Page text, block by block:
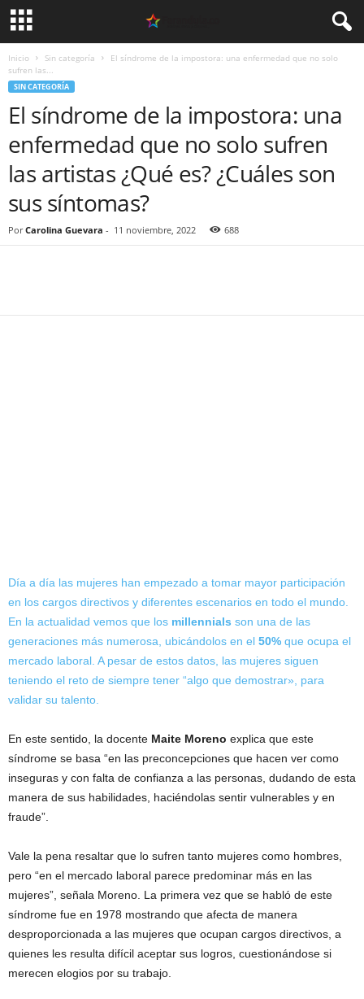
Inicio Sin categoría
El síndrome de la impostora: una enfermedad que no solo
sufren las...
SIN CATEGORÍA
El síndrome de la impostora: una
enfermedad que no solo sufren
las artistas ¿Qué es? ¿Cuáles son
sus síntomas?
Por Carolina Guevara - 11 noviembre, 2022 688
Día a día las mujeres han empezado a tomar mayor participación
en los cargos directivos y diferentes escenarios en todo el mundo.
En la actualidad vemos que los millennials son una de las
generaciones más numerosa, ubicándolos en el 50% que ocupa el
mercado laboral. A pesar de estos datos, las mujeres siguen
teniendo el reto de siempre tener “algo que demostrar», para
validar su talento.
En este sentido, la docente Maite Moreno explica que este
síndrome se basa “en las preconcepciones que hacen ver como
inseguras y con falta de confianza a las personas, dudando de esta
manera de sus habilidades, haciéndolas sentir vulnerables y en
fraude”.
Vale la pena resaltar que lo sufren tanto mujeres como hombres,
pero “en el mercado laboral parece predominar más en las
mujeres”, señala Moreno. La primera vez que se habló de este
síndrome fue en 1978 mostrando que afecta de manera
desproporcionada a las mujeres que ocupan cargos directivos, a
quienes les resulta difícil aceptar sus logros, cuestionándose si
merecen elogios por su trabajo.